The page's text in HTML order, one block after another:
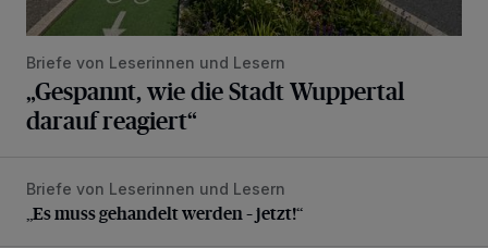
Briefe von Leserinnen und Lesern
„Gespannt, wie die Stadt Wuppertal
darauf reagiert“
„Es muss gehandelt werden – jetzt!“
Briefe von Leserinnen und Lesern
„Es muss gehandelt werden – jetzt!“